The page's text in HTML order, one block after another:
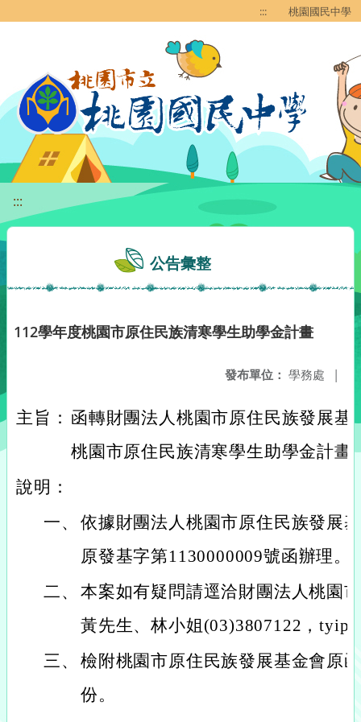
::: 桃園國民中學
:::
公告彙整
112學年度桃園市原住民族清寒學生助學金計畫
發布單位： 學務處 |
主旨： 函轉財團法人桃園市原住民族發展基
桃園市原住民族清寒學生助學金計畫
說明：
一、 依據財團法人桃園市原住民族發展
原發基字第1130000009號函辦理。
二、 本案如有疑問請逕洽財團法人桃園
黃先生、林小姐(03)3807122，
三、 檢附桃園市原住民族發展基金會原
份。